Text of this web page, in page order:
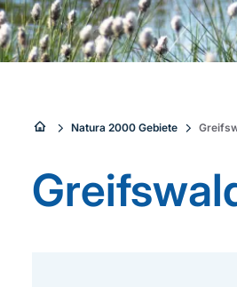
Sie
sind
hier:
Natura 2000 Gebiete